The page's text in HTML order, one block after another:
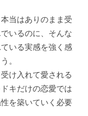
当はありのまま受
いるのに、そんな
いる実感を強く感
。
け入れて愛される
キだけの恋愛では
を築いていく必要